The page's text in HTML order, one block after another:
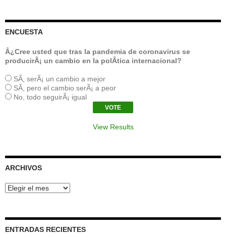
ENCUESTA
Â¿Cree usted que tras la pandemia de coronavirus se
producirÃ¡ un cambio en la polÃ­tica internacional?
SÃ­, serÃ¡ un cambio a mejor
SÃ­, pero el cambio serÃ¡ a peor
No, todo seguirÃ¡ igual
View Results
ARCHIVOS
Archivos
ENTRADAS RECIENTES